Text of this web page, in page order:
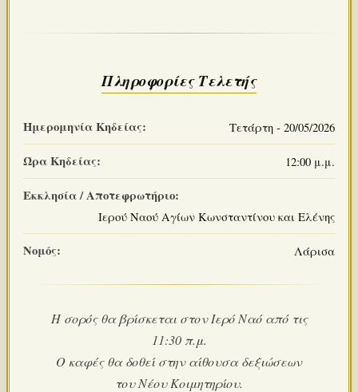
Πληροφορίες Τελετής
Ημερομηνία Κηδείας: Τετάρτη - 20/05/2026
Ώρα Κηδείας: 12:00 μ.μ.
Εκκλησία / Αποτεφρωτήριο:
Ιερού Ναού Αγίων Κωνσταντίνου και Ελένης
Νομός: Λάρισα
Η σορός θα βρίσκεται στον Ιερό Ναό από τις
11:30 π.μ.
Ο καφές θα δοθεί στην αίθουσα δεξιώσεων
του Νέου Κοιμητηρίου.